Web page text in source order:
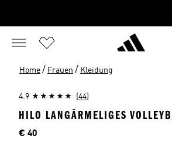
Home / Frauen / Kleidung
4.9 (44)
HILO LANGÄRMELIGES
Preis
€ 40